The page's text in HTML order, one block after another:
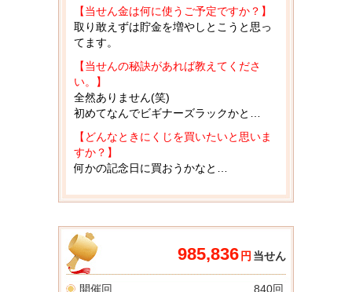
【当せん金は何に使うご予定ですか？】
取り敢えずは貯金を増やしとこうと思っ
てます。
【当せんの秘訣があれば教えてくださ
い。】
全然ありません(笑)
初めてなんでビギナーズラックかと…
【どんなときにくじを買いたいと思いま
すか？】
何かの記念日に買おうかなと…
985,836 円 当せん
開催回 840回